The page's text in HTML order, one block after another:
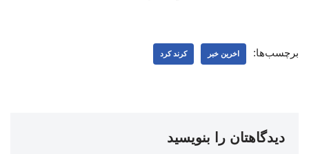
برچسب‌ها: اخرین خبر کرند کرد
دیدگاهتان را بنویسید